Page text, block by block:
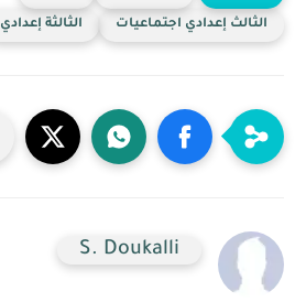
الثالث إعدادي اجتماعيات الثالثة إعدادي
S. Doukalli